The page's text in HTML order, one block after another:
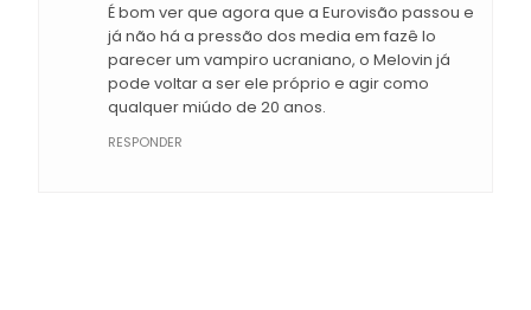
É bom ver que agora que a Eurovisão passou e
já não há a pressão dos media em fazê lo
parecer um vampiro ucraniano, o Melovin já
pode voltar a ser ele próprio e agir como
qualquer miúdo de 20 anos.
RESPONDER